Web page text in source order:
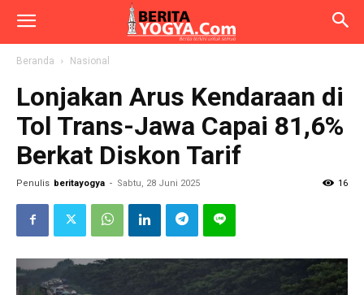
Beranda Nasional
Lonjakan Arus Kendaraan di
Tol Trans-Jawa Capai 81,6%
Berkat Diskon Tarif
Penulis beritayogya - Sabtu, 28 Juni 2025 16